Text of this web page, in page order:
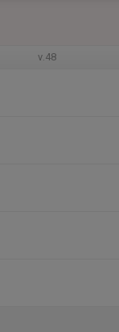
v.48